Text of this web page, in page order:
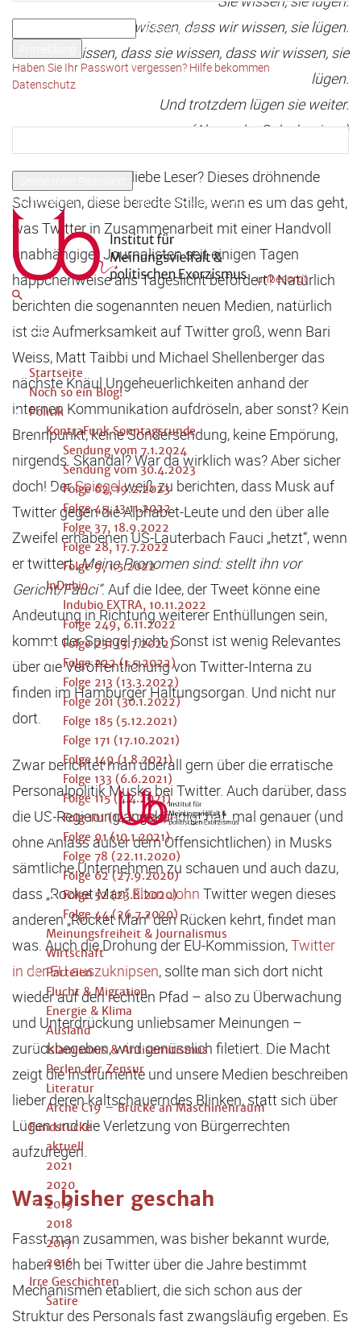
Ihr Passwort
Haben Sie Ihr Passwort vergessen? Hilfe bekommen
Datenschutz
Ein Passwort wird Ihnen per Email zugeschickt.
unbesorgt
Startseite
Noch so ein Blog!
Politik
KontraFunk Sonntagsrunde
Sendung vom 7.1.2024
Sendung vom 30.4.2023
Folge 62, 19.2.2023
Folge 45, 13.11.2022
Folge 37, 18.9.2022
Folge 28, 17.7.2022
Folge 9, 1.5.2022
InDubio
Indubio EXTRA, 10.11.2022
Folge 249, 6.11.2022
Folge 231 (3.7.2022)
Folge 222 (1.5.2022)
Folge 213 (13.3.2022)
Folge 201 (30.1.2022)
Folge 185 (5.12.2021)
Folge 171 (17.10.2021)
Folge 149 (1.8.2021)
Folge 133 (6.6.2021)
Folge 115 (4.4.2021)
Folg 101 (14.1.2021)
Folge 91 (10.1.2021)
Folge 78 (22.11.2020)
Folge 62 (27.9.2020)
Folge 52 (23.8.2020)
Folge 44 (26.7.2020)
Meinungsfreiheit & Journalismus
Wirtschaft
Parteien
Flucht & Migration
Energie & Klima
Ausland
Islamismus & Antisemitismus
Perlen der Zensur
Literatur
Arche C19 – Brücke an Maschinenraum
Fundstücke
aktuell
2021
2020
2019
2018
2017
2016
Irre Geschichten
Satire
Sie wissen, dass wir wissen, sie lügen.
Wir wissen, dass sie wissen, dass wir wissen, sie
lügen.
Und trotzdem lügen sie weiter.
(Alexander Solschenizyn)
Hören Sie es auch, liebe Leser? Dieses dröhnende
Schweigen, diese beredte Stille, wenn es um das geht,
was Twitter in Zusammenarbeit mit einer Handvoll
unabhängiger Journalisten seit einigen Tagen
häppchenweise ans Tageslicht befördert? Natürlich
berichten die sogenannten neuen Medien, natürlich
ist die Aufmerksamkeit auf Twitter groß, wenn Bari
Weiss, Matt Taibbi und Michael Shellenberger das
nächste Knäul Ungeheuerlichkeiten anhand der
internen Kommunikation aufdröseln, aber sonst? Kein
Brennpunkt, keine Sondersendung, keine Empörung,
nirgends. Skandal? War da wirklich was? Aber sicher
doch! DerSpiegelweiß zu berichten, dass Musk auf
Twitter gegen die Alphabet-Leute und den über alle
Zweifel erhabenen US-Lauterbach Fauci „hetzt“, wenn
er twittert„Meine Pronomen sind: stellt ihn vor
Gericht/Fauci“. Auf die Idee, der Tweet könne eine
Andeutung in Richtung weiterer Enthüllungen sein,
kommt der Spiegel nicht. Sonst ist wenig Relevantes
über die Veröffentlichung von Twitter-Interna zu
finden im Hamburger Haltungsorgan. Und nicht nur
dort.
Zwar berichtet man überall gern über die erratische
Personalpolitik Musks bei Twitter. Auch darüber, dass
die US-Regierung angekündigt hat, mal genauer (und
ohne Anlass außer dem Offensichtlichen) in Musks
sämtliche Unternehmen zu schauen und auch dazu,
dass „Rocket Man“Elton John Twitter wegen dieses
anderen „Rocket Man“ den Rücken kehrt, findet man
was. Auch die Drohung der EU-Kommission,Twitter
in der EU auszuknipsen, sollte man sich dort nicht
wieder auf den rechten Pfad – also zu Überwachung
und Unterdrückung unliebsamer Meinungen ­–
zurückbegeben, wird genüsslich filetiert. Die Macht
zeigt die Instrumente und unsere Medien beschreiben
lieber deren kaltschauerndes Blinken, statt sich über
Lügen und die Verletzung von Bürgerrechten
aufzuregen.
Was bisher geschah
Fasst man zusammen, was bisher bekannt wurde,
haben sich bei Twitter über die Jahre bestimmt
Mechanismen etabliert, die sich schon aus der
Struktur des Personals fast zwangsläufig ergeben. Es